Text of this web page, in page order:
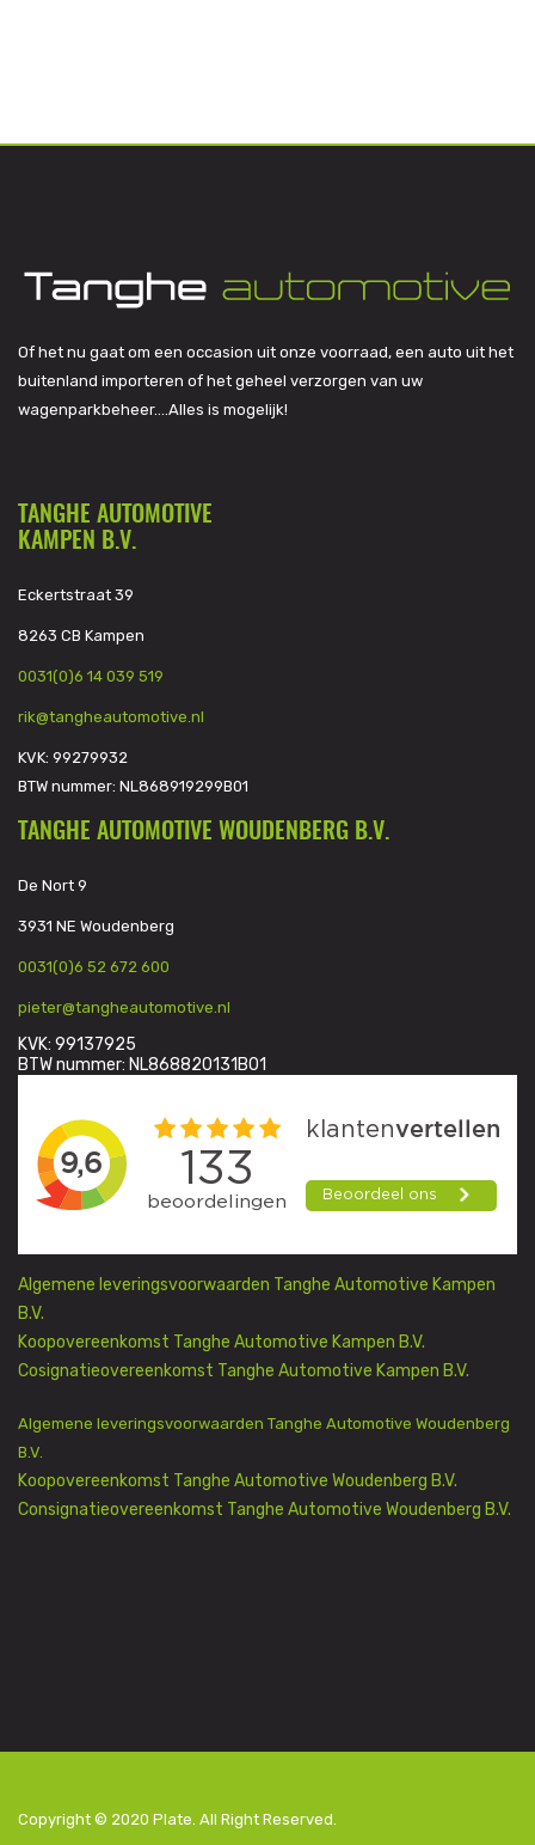
Of het nu gaat om een occasion uit onze voorraad, een auto uit het
buitenland importeren of het geheel verzorgen van uw
wagenparkbeheer….Alles is mogelijk!
TANGHE AUTOMOTIVE
KAMPEN B.V.
Eckertstraat 39
8263 CB Kampen
0031(0)6 14 039 519
rik@tangheautomotive.nl
KVK: 99279932
BTW nummer: NL868919299B01
TANGHE AUTOMOTIVE WOUDENBERG B.V.
De Nort 9
3931 NE Woudenberg
0031(0)6 52 672 600
pieter@tangheautomotive.nl
KVK: 99137925
BTW nummer: NL868820131B01
Algemene leveringsvoorwaarden Tanghe Automotive Kampen
B.V.
Koopovereenkomst Tanghe Automotive Kampen B.V.
Cosignatieovereenkomst Tanghe Automotive Kampen B.V.
Algemene leveringsvoorwaarden Tanghe Automotive Woudenberg
B.V.
Koopovereenkomst Tanghe Automotive Woudenberg B.V.
Consignatieovereenkomst Tanghe Automotive Woudenberg B.V.
Copyright © 2020 Plate. All Right Reserved.